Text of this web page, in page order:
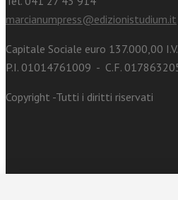
marcianumpress@edizionistudium.it
Capitale Sociale euro 137.000,00 I.V.
P.I. 01014761009 - C.F.
Copyright -Tutti i diritti riservati